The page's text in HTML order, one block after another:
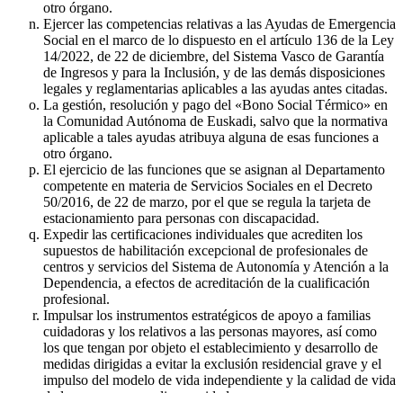
otro órgano.
Ejercer las competencias relativas a las Ayudas de Emergencia
Social en el marco de lo dispuesto en el artículo 136 de la Ley
14/2022, de 22 de diciembre, del Sistema Vasco de Garantía
de Ingresos y para la Inclusión, y de las demás disposiciones
legales y reglamentarias aplicables a las ayudas antes citadas.
La gestión, resolución y pago del «Bono Social Térmico» en
la Comunidad Autónoma de Euskadi, salvo que la normativa
aplicable a tales ayudas atribuya alguna de esas funciones a
otro órgano.
El ejercicio de las funciones que se asignan al Departamento
competente en materia de Servicios Sociales en el Decreto
50/2016, de 22 de marzo, por el que se regula la tarjeta de
estacionamiento para personas con discapacidad.
Expedir las certificaciones individuales que acrediten los
supuestos de habilitación excepcional de profesionales de
centros y servicios del Sistema de Autonomía y Atención a la
Dependencia, a efectos de acreditación de la cualificación
profesional.
Impulsar los instrumentos estratégicos de apoyo a familias
cuidadoras y los relativos a las personas mayores, así como
los que tengan por objeto el establecimiento y desarrollo de
medidas dirigidas a evitar la exclusión residencial grave y el
impulso del modelo de vida independiente y la calidad de vida